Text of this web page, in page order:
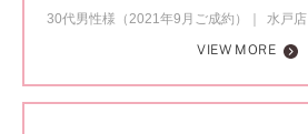
30代男性様（2021年9月ご成約）
水戸店
VIEW MORE